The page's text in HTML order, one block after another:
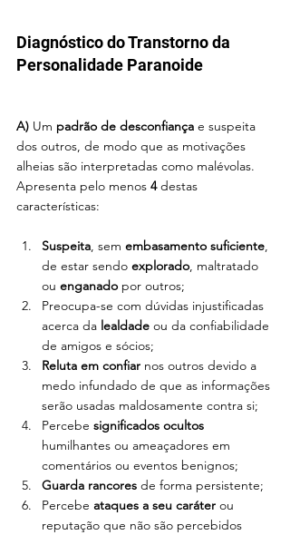
Diagnóstico do Transtorno da
Personalidade Paranoide
A) Um padrão de desconfiança e suspeita
dos outros, de modo que as motivações
alheias são interpretadas como malévolas.
Apresenta pelo menos 4 destas
características:
Suspeita, sem embasamento suficiente,
de estar sendo explorado, maltratado
ou enganado por outros;
Preocupa-se com dúvidas injustificadas
acerca da lealdade ou da confiabilidade
de amigos e sócios;
Reluta em confiar nos outros devido a
medo infundado de que as informações
serão usadas maldosamente contra si;
Percebe significados ocultos
humilhantes ou ameaçadores em
comentários ou eventos benignos;
Guarda rancores de forma persistente;
Percebe ataques a seu caráter ou
reputação que não são percebidos